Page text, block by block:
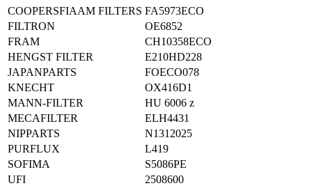
COOPERSFIAAM FILTERS FA5973ECO
FILTRON
OE6852
FRAM
CH10358ECO
HENGST FILTER
E210HD228
JAPANPARTS
FOECO078
KNECHT
OX416D1
MANN-FILTER
HU 6006 z
MECAFILTER
ELH4431
NIPPARTS
N1312025
PURFLUX
L419
SOFIMA
S5086PE
UFI
2508600